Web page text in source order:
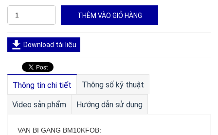
Download tài liệu
Thông tin chi tiết Thông số kỹ thuật
Video sản phẩm Hướng dẫn sử dụng
VAN BI GANG BM10KFOB: